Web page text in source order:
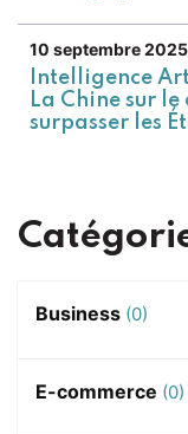
10 septembre 2025
Intelligence
La Chine sur
surpasser les
Business (0)
E-commerce (0)